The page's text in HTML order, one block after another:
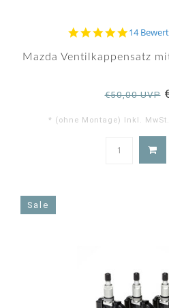
4.9
rating
14
Mazda Ventilkappensatz
€50,00 UVP
* (ohne Montage) Inkl.
Sale